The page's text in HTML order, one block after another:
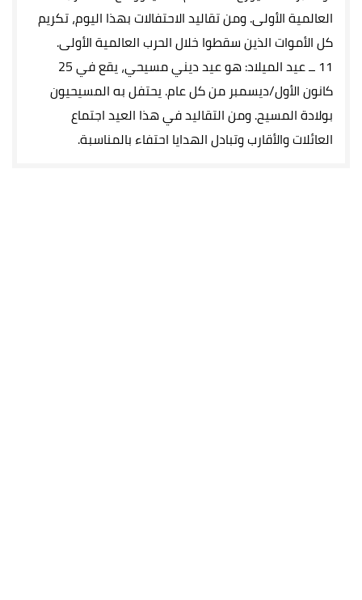
العالمية الأولى. ومن تقاليد الاحتفالات بهذا اليوم، تكريم
كل الأموات الذين سقطوا خلال الحرب العالمية الأولى.
11 ــ عيد الميلاد: هو عيد ديني مسيحي، يقع في 25
كانون الأول/ديسمبر من كل عام. يحتفل به المسيحيون
بولادة المسيح. ومن التقاليد في هذا العيد اجتماع
العائلات والأقارب وتبادل الهدايا احتفاء بالمناسبة.